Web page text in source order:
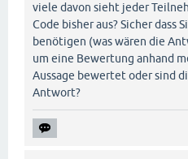
viele davon sieht jeder
Code bisher aus? Sicher dass
benötigen (was wären die
um eine Bewertung anhand
Aussage bewertet oder sind
Antwort?